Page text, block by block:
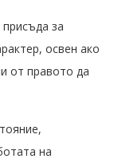
за
освен ако
от правото да
на